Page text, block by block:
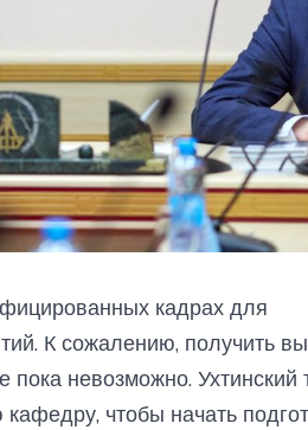
кадрах для
К сожалению, получить
невозможно. Ухтинский
чтобы начать